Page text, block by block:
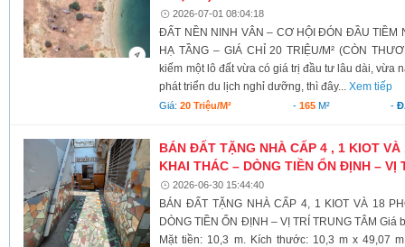
2026-07-01 08:04:18
ĐẤT NỀN NINH VÂN – CƠ HỘI ĐÓN ĐẦU TIỀM
HẠ TẦNG – GIÁ CHỈ 20 TRIỆU/M² (CÒN
kiếm một lô đất vừa có giá trị đầu tư lâu dài, vừa
phát triển du lịch nghỉ dưỡng, thì đây...Xem tiếp
Giá:20 Triệu/m² - 165M² -
BÁN ĐẤT TẶNG NHÀ CẤP 4 , 1 KIOT
KHAI THÁC – DÒNG TIỀN ỔN ĐỊNH – VỊ
2026-06-30 15:44:40
BÁN ĐẤT TẶNG NHÀ CẤP 4, 1 KIOT VÀ 18
DÒNG TIỀN ỔN ĐỊNH – VỊ TRÍ TRUNG TÂM Giá
Mặt tiền: 10,3 m. Kích thước: 10,3 m x 49,07